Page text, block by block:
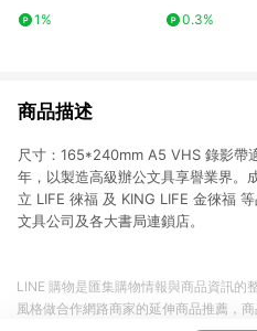
偵測
1%
0.3%
商品描述
尺寸：165*240mm A5 VHS 錄影帶
年，以製造高級辦公文具享譽業界。
立 LIFE 徠福 及 KING LIFE 金徠福
文具公司及各大書局連鎖店。
LINE 購物是匯集購物情報與商品資訊的
風格做合作網路商家的延伸商品推薦，